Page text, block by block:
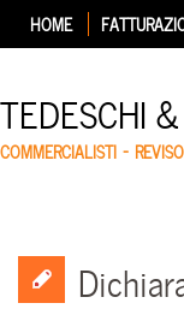
HOME
TEDESCHI
COMMERCIALISTI –